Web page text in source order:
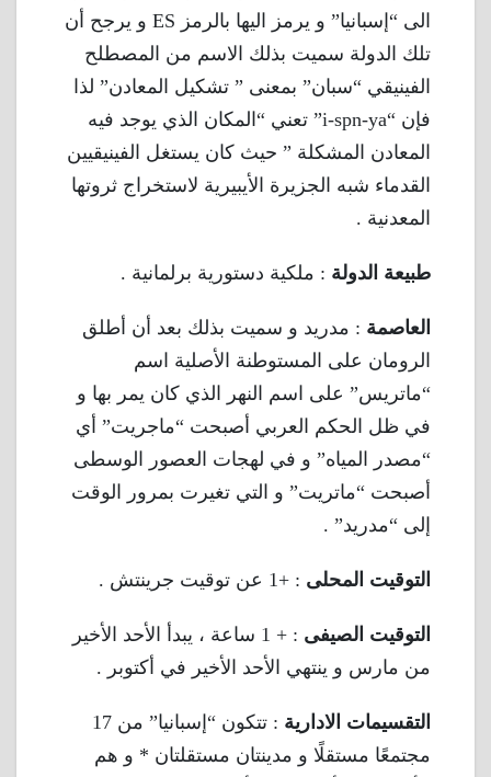
الى “إسبانيا” و يرمز اليها بالرمز ES و يرجح أن
تلك الدولة سميت بذلك الاسم من المصطلح
الفينيقي “سبان” بمعنى ” تشكيل المعادن” لذا
فإن “i-spn-ya” تعني “المكان الذي يوجد فيه
المعادن المشكلة ” حيث كان يستغل الفينيقيين
القدماء شبه الجزيرة الأيبيرية لاستخراج ثروتها
المعدنية .
طبيعة الدولة : ملكية دستورية برلمانية .
العاصمة : مدريد و سميت بذلك بعد أن أطلق
الرومان على المستوطنة الأصلية اسم
“ماتريس” على اسم النهر الذي كان يمر بها و
في ظل الحكم العربي أصبحت “ماجريت” أي
“مصدر المياه” و في لهجات العصور الوسطى
أصبحت “ماتريت” و التي تغيرت بمرور الوقت
إلى “مدريد” .
التوقيت المحلى : +1 عن توقيت جرينتش .
التوقيت الصيفى
: + 1 ساعة ، يبدأ الأحد الأخير
من مارس و ينتهي الأحد الأخير في أكتوبر .
التقسيمات الادارية
: تتكون “إسبانيا” من 17
مجتمعًا مستقلًا و مدينتان مستقلتان * و هم